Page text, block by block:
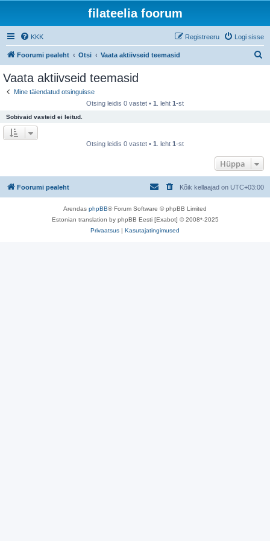
filateelia foorum
KKK Logi sisse
Registreeru
Foorumi pealeht Otsi Vaata aktiivseid teemasid
Vaata aktiivseid teemasid
Mine täiendatud otsinguisse
Otsing leidis 0 vastet • 1 . leht 1-st
Sobivaid vasteid ei leitud.
Otsing leidis 0 vastet • 1 . leht 1-st
Hüppa
Foorumi pealeht Kõik kellaajad on UTC+03:00
Arendas phpBB® Forum Software © phpBB Limited
Estonian translation by phpBB Eesti [Exabot] © 2008*-2025
Privaatsus | Kasutajatingimused